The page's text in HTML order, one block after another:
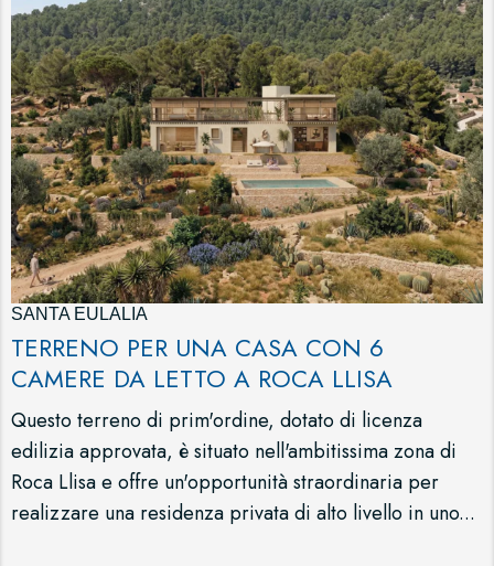
SANTA EULALIA
TERRENO PER UNA CASA CON 6
CAMERE DA LETTO A ROCA LLISA
Questo terreno di prim'ordine, dotato di licenza
edilizia approvata, è situato nell'ambitissima zona di
Roca Llisa e offre un'opportunità straordinaria per
realizzare una residenza privata di alto livello in uno...